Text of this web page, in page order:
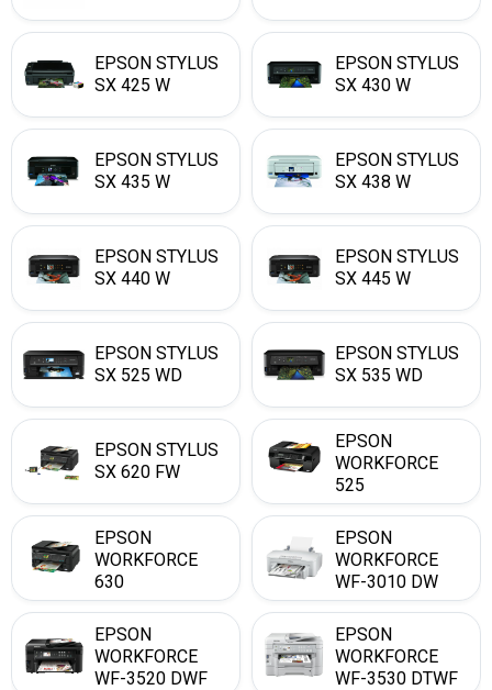
EPSON STYLUS
SX 425 W
EPSON STYLUS
SX 430 W
EPSON STYLUS
SX 435 W
EPSON STYLUS
SX 438 W
EPSON STYLUS
SX 440 W
EPSON STYLUS
SX 445 W
EPSON STYLUS
SX 525 WD
EPSON STYLUS
SX 535 WD
EPSON STYLUS
SX 620 FW
EPSON
WORKFORCE
525
EPSON
WORKFORCE
630
EPSON
WORKFORCE
WF-3010 DW
EPSON
WORKFORCE
WF-3520 DWF
EPSON
WORKFORCE
WF-3530 DTWF